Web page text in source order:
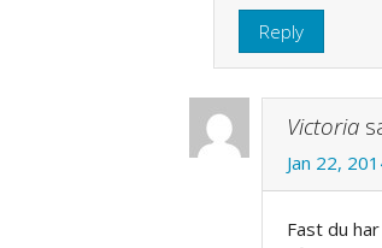
Reply
Victoria
Jan 22,
Fast du